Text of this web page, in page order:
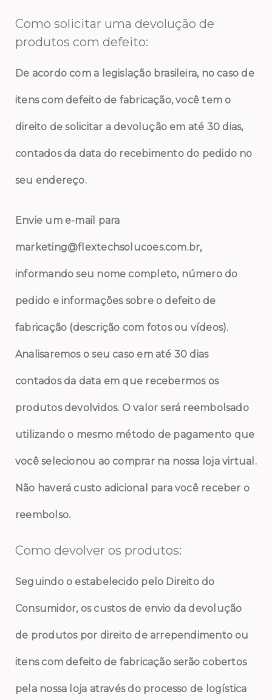
Como solicitar uma devolução de
produtos com defeito:
De acordo com a legislação brasileira, no caso de
itens com defeito de fabricação, você tem o
direito de solicitar a devolução em até 30 dias,
contados da data do recebimento do pedido no
seu endereço.
Envie um e-mail para
marketing@flextechsolucoes.com.br,
informando seu nome completo, número do
pedido e informações sobre o defeito de
fabricação (descrição com fotos ou vídeos).
Analisaremos o seu caso em até 30 dias
contados da data em que recebermos os
produtos devolvidos. O valor será reembolsado
utilizando o mesmo método de pagamento que
você selecionou ao comprar na nossa loja virtual.
Não haverá custo adicional para você receber o
reembolso.
Como devolver os produtos:
Seguindo o estabelecido pelo Direito do
Consumidor, os custos de envio da devolução
de produtos por direito de arrependimento ou
itens com defeito de fabricação serão cobertos
pela nossa loja através do processo de logística